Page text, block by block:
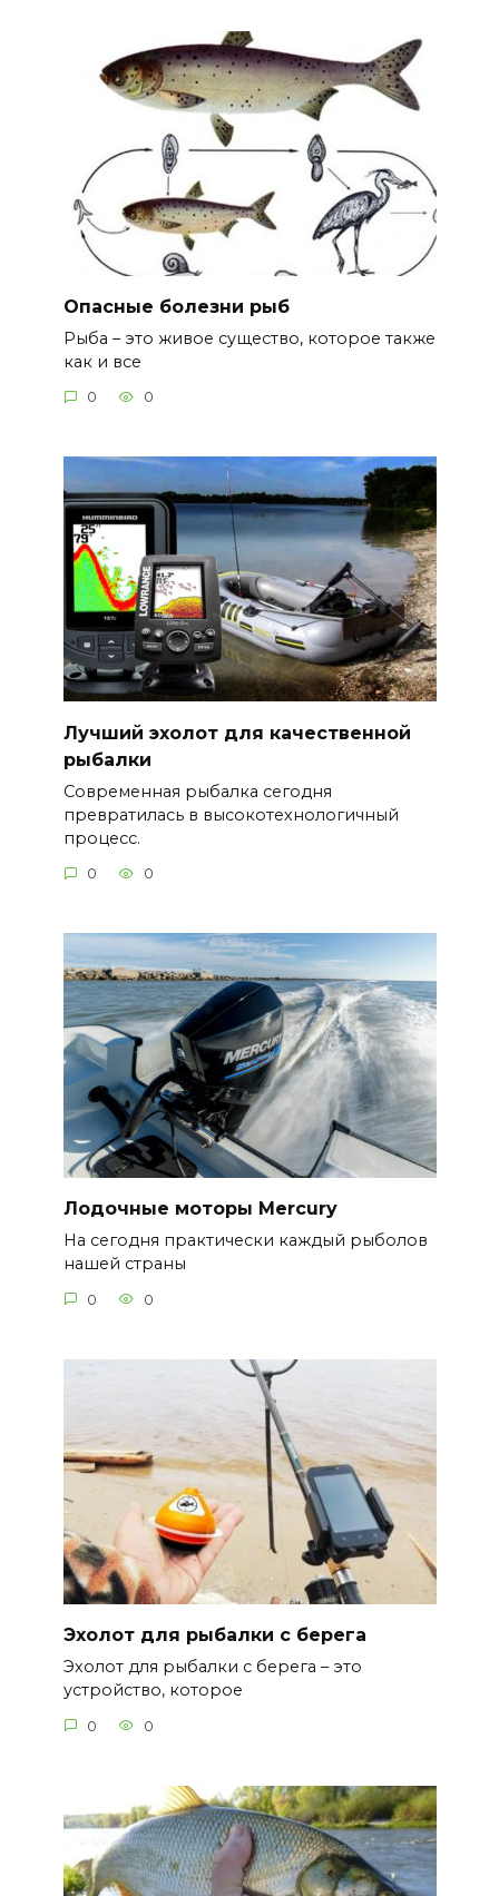
Опасные болезни рыб
Рыба – это живое существо, которое также
как и все
0 0
Лучший эхолот для качественной
рыбалки
Современная рыбалка сегодня
превратилась в высокотехнологичный
процесс.
0 0
Лодочные моторы Mercury
На сегодня практически каждый рыболов
нашей страны
0 0
Эхолот для рыбалки с берега
Эхолот для рыбалки с берега – это
устройство, которое
0 0